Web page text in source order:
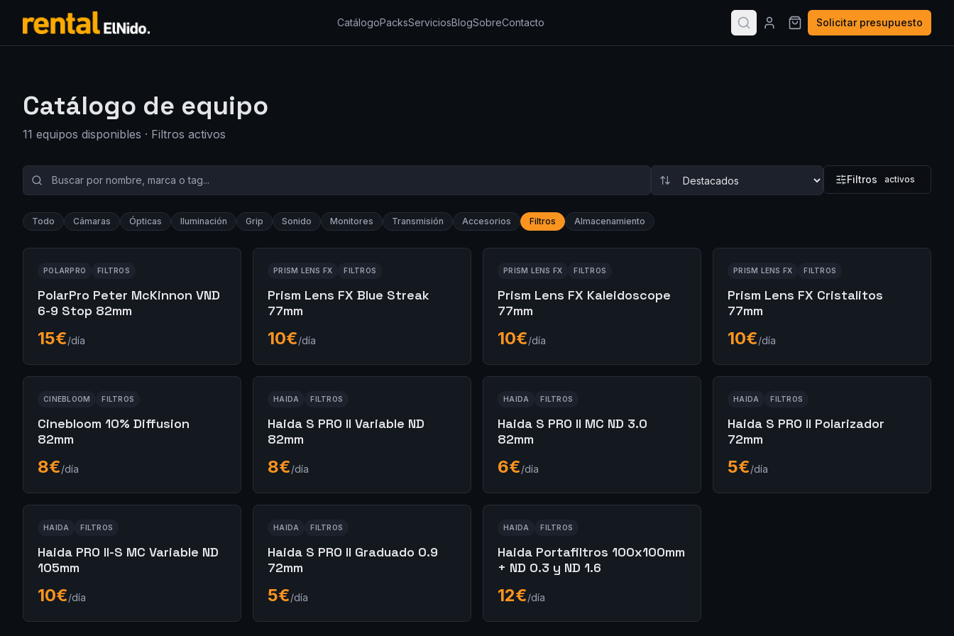
CatálogoPacksServiciosBlogSobreContacto Solicitar presupuesto
Catálogo de equipo
11 equipos disponibles · Filtros activos
Filtros activos
Todo Cámaras Ópticas Iluminación Grip Sonido Monitores Transmisión Accesorios Filtros Almacenamiento
POLARPRO FILTROS
PolarPro Peter McKinnon VND
6-9 Stop 82mm
15€/día
PRISM LENS FX FILTROS
Prism Lens FX Blue Streak
77mm
10€/día
PRISM LENS FX FILTROS
Prism Lens FX Kaleidoscope
77mm
10€/día
PRISM LENS FX FILTROS
Prism Lens FX Cristalitos
77mm
10€/día
CINEBLOOM FILTROS
Cinebloom 10% Diffusion
82mm
8€/día
HAIDA FILTROS
Haida S PRO II Variable ND
82mm
8€/día
HAIDA FILTROS
Haida S PRO II MC ND 3.0
82mm
6€/día
HAIDA FILTROS
Haida S PRO II Polarizador
72mm
5€/día
HAIDA FILTROS
Haida PRO II-S MC Variable ND
105mm
10€/día
HAIDA FILTROS
Haida S PRO II Graduado 0.9
72mm
5€/día
HAIDA FILTROS
Haida Portafiltros 100x100mm
+ ND 0.3 y ND 1.6
12€/día